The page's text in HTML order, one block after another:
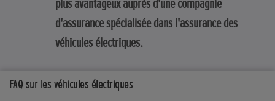
FAQ sur les véhicules électriques
plus avantageux auprès d'une compagnie
d'assurance spécialisée dans l'assurance des
véhicules électriques.